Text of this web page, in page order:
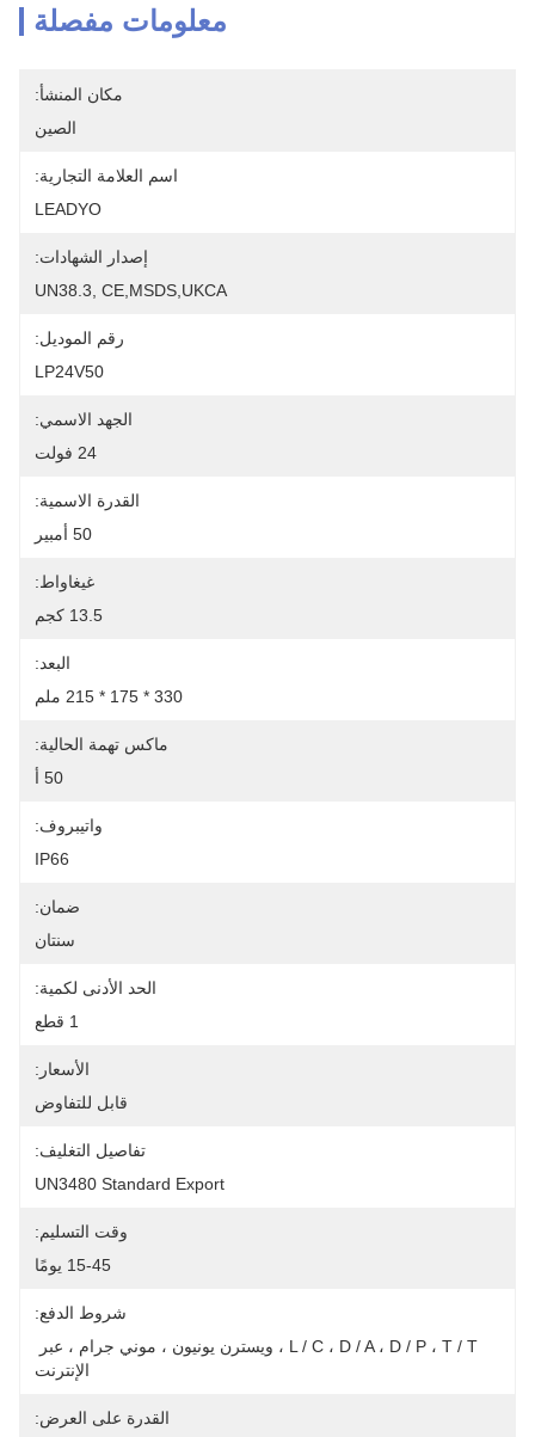
معلومات مفصلة
مكان المنشأ:
الصين
اسم العلامة التجارية:
LEADYO
إصدار الشهادات:
UN38.3, CE,MSDS,UKCA
رقم الموديل:
LP24V50
الجهد الاسمي:
24 فولت
القدرة الاسمية:
50 أمبير
غيغاواط:
13.5 كجم
البعد:
330 * 175 * 215 ملم
ماكس تهمة الحالية:
50 أ
واتيبروف:
IP66
ضمان:
سنتان
الحد الأدنى لكمية:
1 قطع
الأسعار:
قابل للتفاوض
تفاصيل التغليف:
UN3480 Standard Export
وقت التسليم:
15-45 يومًا
شروط الدفع:
الإنترنت
القدرة على العرض: